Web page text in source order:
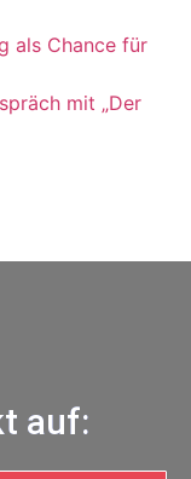
als Chance für
mit „Der
auf: